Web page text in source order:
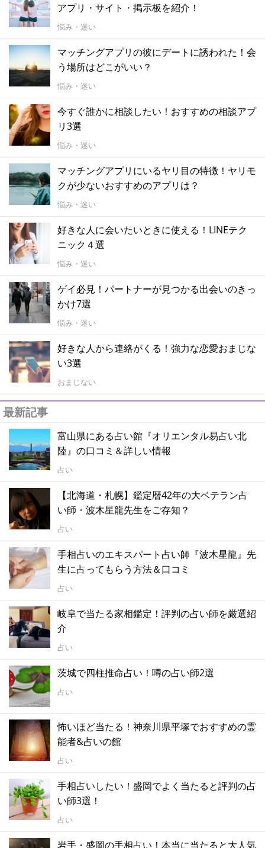
アプリ・サイト・掲示板を紹介！
悩み・迷い
マッチングアプリの彼にデートに誘われた！会
う場所はどこがいい？
悩み・迷い
今すぐ誰かに相談したい！おすすめの相談アプ
リ3選
悩み・迷い
マッチングアプリにいるヤリ目の特徴！ヤリモ
クが少ないおすすめのアプリは？
悩み・迷い
好きな人に会いたいときに使える！LINEテク
ニック４選
悩み・迷い
ゲイ必見！パートナーが見つかる出会いのきっ
かけ7選
悩み・迷い
好きな人から連絡がくる！強力な恋愛おまじな
い3選
おまじない
最新記事
富山県にある占い館『オリエンタル易占い北
陸』の口コミ＆詳しい情報
占い
【北海道・札幌】鑑定暦42年の大ベテラン占
い師・波木星龍先生をご存知？
占い
手相占いのエキスパート占い師『波木星龍』先
生に占ってもらう方法＆口コミ
占い
岐阜で当たる家相鑑定！評判の占い師を厳選紹
介
占い
茨城で四柱推命占い！噂の占い師2選
占い
怖いほど当たる！神奈川県平塚でおすすめの霊
能者&占いの館
占い
手相占いしたい！盛岡でよく当たると評判の占
い師3選！
占い
岩手・盛岡の手相占い！本当に当たると大人気